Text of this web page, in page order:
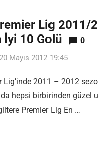
Lig 2011/
İyi 10 Golü
0
Mayıs 2012 19:45
Lig’inde 2011 – 2012
hepsi birbirinden güzel
Premier Lig En …